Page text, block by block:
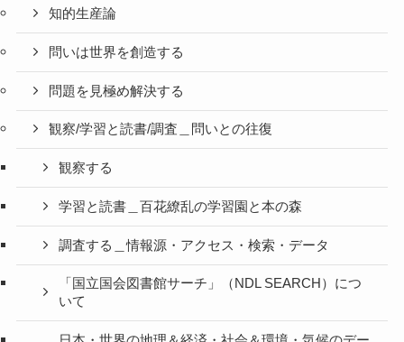
知的生産論
問いは世界を創造する
問題を見極め解決する
観察/学習と読書/調査＿問いとの往復
観察する
学習と読書＿百花繚乱の学習園と本の森
調査する＿情報源・アクセス・検索・データ
「国立国会図書館サーチ」（NDL SEARCH）につ
いて